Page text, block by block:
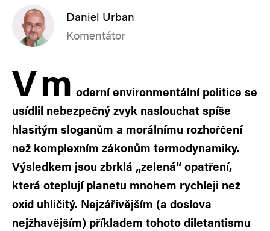
Daniel Urban
Komentátor
Vm oderní environmentální politice se
usídlil nebezpečný zvyk naslouchat spíše
hlasitým sloganům a morálnímu rozhořčení
než komplexním zákonům termodynamiky.
Výsledkem jsou zbrklá „zelená“ opatření,
která oteplují planetu mnohem rychleji než
oxid uhličitý. Nejzářivějším (a doslova
nejžhavějším) příkladem tohoto diletantismu